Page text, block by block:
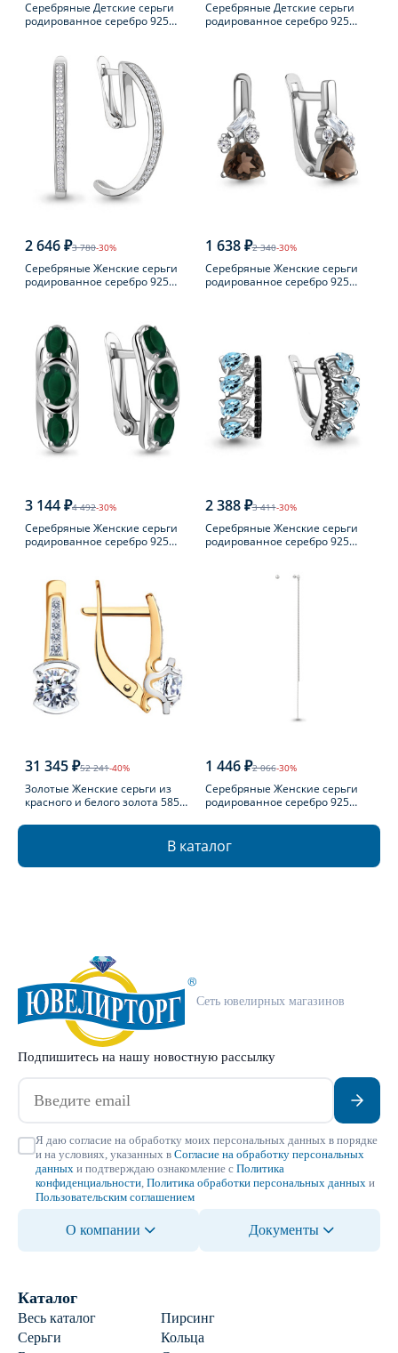
Серебряные Детские серьги
родированное серебро 925
Серебряные Детские серьги
родированное серебро 925
2 646 ₽3 780-30%
Серебряные Женские серьги
родированное серебро 925
1 638 ₽2 340-30%
Серебряные Женские серьги
родированное серебро 925
3 144 ₽4 492-30%
Серебряные Женские серьги
родированное серебро 925
2 388 ₽3 411-30%
Серебряные Женские серьги
родированное серебро 925
31 345 ₽52 241-40%
Золотые Женские серьги из
красного и белого золота 585
1 446 ₽2 066-30%
Серебряные Женские серьги
родированное серебро 925
В каталог
Сеть ювелирных магазинов
Подпишитесь на нашу новостную рассылку
Я даю согласие на обработку моих персональных данных в порядке
и на условиях, указанных в Согласие на обработку персональных
данных и подтверждаю ознакомление с Политика
конфиденциальности Политика обработки персональных данных и
Пользовательским соглашением
О компании Документы
Каталог
Весь каталог
Пирсинг
Серьги
Кольца